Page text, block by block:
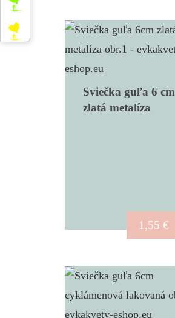
Sviečka guľa 6 cm
zlatá metalíza
1,55 €